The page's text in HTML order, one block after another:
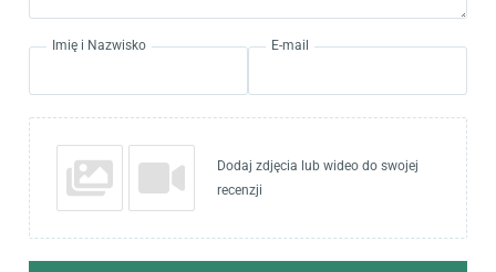
Imię i Nazwisko E-mail
Dodaj zdjęcia lub wideo do swojej
recenzji